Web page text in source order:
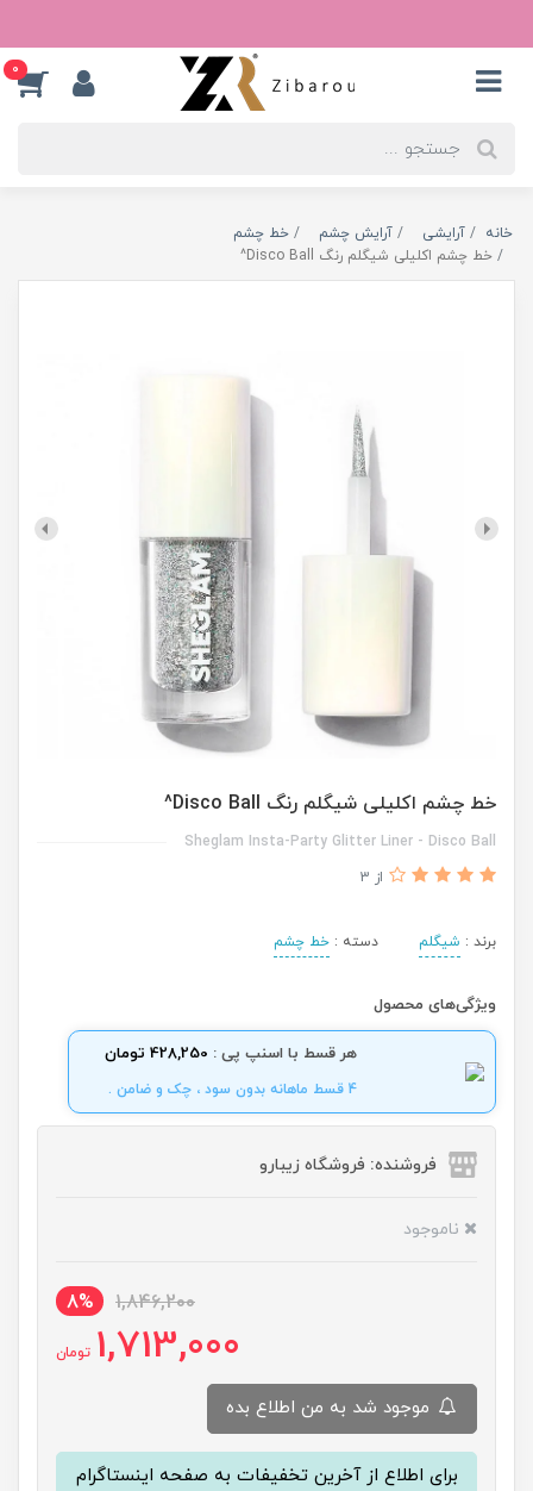
0
خانه آرایشی آرایش چشم
خط چشم
خط چشم اکلیلی شیگلم رنگ Disco Ball^
خط چشم اکلیلی شیگلم رنگ Disco Ball^
Sheglam Insta-Party Glitter Liner - Disco Ball
از 3
برند : شیگلم دسته : خط چشم
ویژگی‌های محصول
هر قسط با اسنپ پی : 428,250 تومان
4 قسط ماهانه بدون سود ، چک و ضامن .
فروشنده: فروشگاه زیبارو
ناموجود
1,846,200
8%
1,713,000 تومان
برای اطلاع از آخرین تخفیفات به صفحه اینستاگرام